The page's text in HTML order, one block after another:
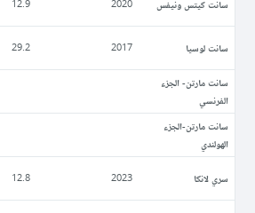
سانت كيتس ونيفس 2020
12.9
سانت لوسيا 2017
29.2
سانت مارتن- الجزء
الفرنسي
سانت مارتن-الجزء
الهولندي
سري لانكا 2023
12.8